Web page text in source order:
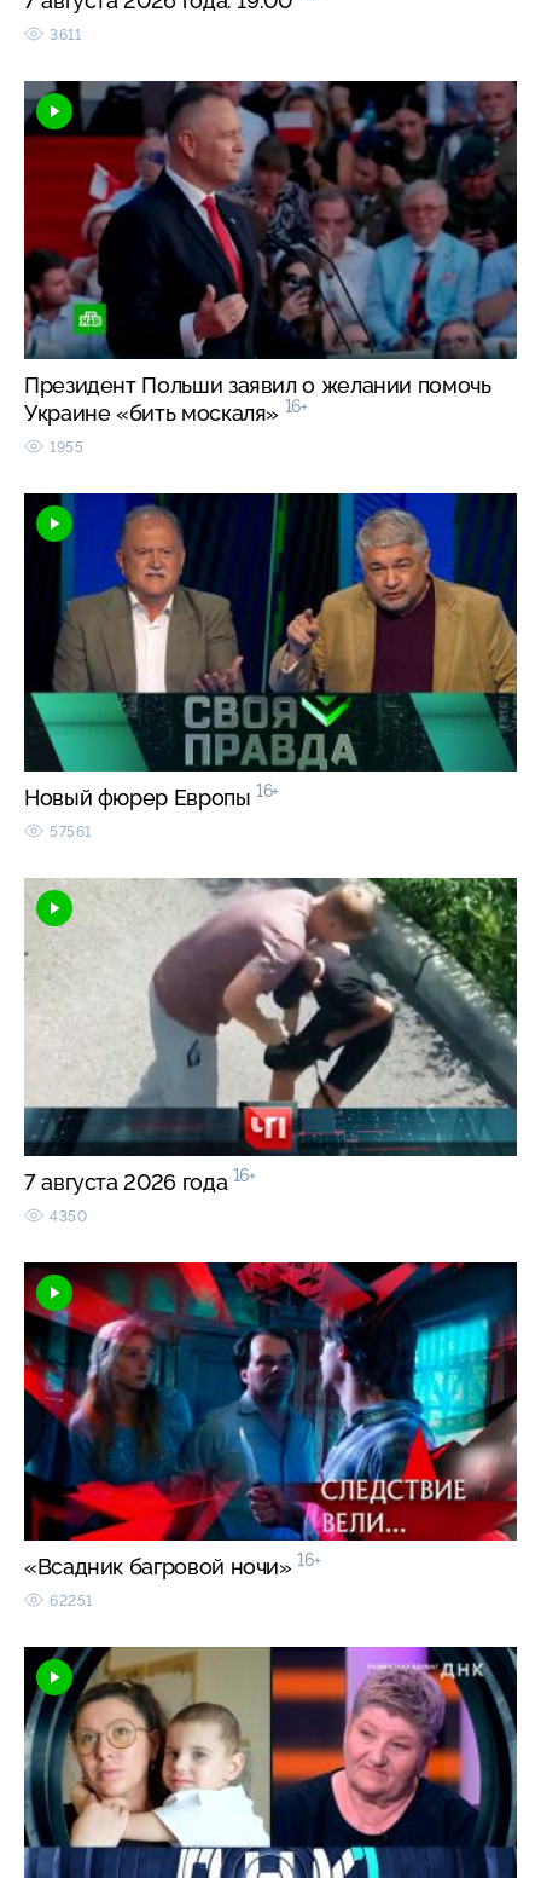
3611
Президент Польши заявил о желании помочь
Украине «бить москаля» 16+
1955
Новый фюрер Европы 16+
57561
7 августа 2026 года 16+
4350
«Всадник багровой ночи» 16+
62251